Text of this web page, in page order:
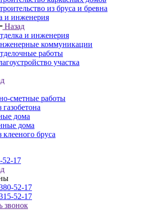
из бруса и бревна
и инженерия
Назад
и инженерия
коммуникации
работы
участка
сметные работы
дома
дома
клееного бруса
52-17
52-17
52-17
звонок